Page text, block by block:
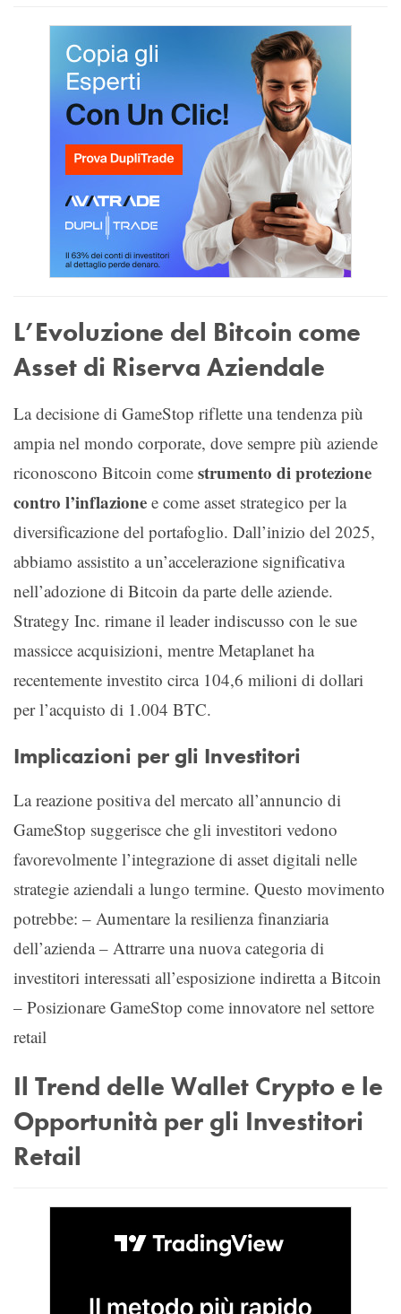
L’Evoluzione del Bitcoin come
Asset di Riserva Aziendale
La decisione di GameStop riflette una tendenza più
ampia nel mondo corporate, dove sempre più aziende
riconoscono Bitcoin come strumento di protezione
contro l’inflazione e come asset strategico per la
diversificazione del portafoglio. Dall’inizio del 2025,
abbiamo assistito a un’accelerazione significativa
nell’adozione di Bitcoin da parte delle aziende.
Strategy Inc. rimane il leader indiscusso con le sue
massicce acquisizioni, mentre Metaplanet ha
recentemente investito circa 104,6 milioni di dollari
per l’acquisto di 1.004 BTC.
Implicazioni per gli Investitori
La reazione positiva del mercato all’annuncio di
GameStop suggerisce che gli investitori vedono
favorevolmente l’integrazione di asset digitali nelle
strategie aziendali a lungo termine. Questo movimento
potrebbe: – Aumentare la resilienza finanziaria
dell’azienda – Attrarre una nuova categoria di
investitori interessati all’esposizione indiretta a Bitcoin
– Posizionare GameStop come innovatore nel settore
retail
Il Trend delle Wallet Crypto e le
Opportunità per gli Investitori
Retail